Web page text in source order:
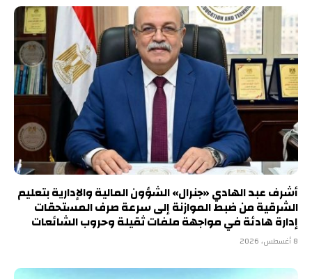
أشرف عبد الهادي «جنرال» الشؤون المالية والإدارية بتعليم
الشرقية من ضبط الموازنة إلى سرعة صرف المستحقات
إدارة هادئة في مواجهة ملفات ثقيلة وحروب الشائعات
8 أغسطس، 2026